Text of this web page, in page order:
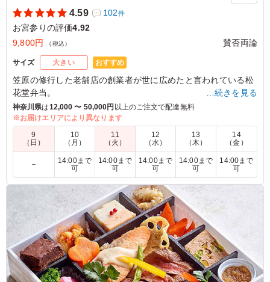
4.59 102件
お宮参りの評価4.92
9,800円
（税込） 賛否両論
サイズ 大きい おすすめ
笠原の修行した老舗店の創業者が世に広めたと言われている松
花堂弁当。
十字に区切ったお重の中に、賛否両論の美味しさをぎゅっと詰
め込みました。思い入れのある松花堂弁当を、賛否両論スタイ
ルで。
ご家族や大切な方々との特別な日、ハレの日にそっと寄り添
い、美味しさと楽しさをお届けする珠玉のおもてなし弁当で
※約2～4人前です。
【弁当内容(続き)】
いぶりがっことマスカルポーネのポテトサラダ/青菜の胡麻和
え/ガリ/ごぼうおかき揚げ/しし唐チーズ/賛否両論のたまご焼
き/れんこんのカレーピクルス/杏トマト/旬野菜のきんぴら/にん
じんカステラ
…続きを見る
神奈川県は12,000 〜 50,000円 以上のご注文で配達無料
※お届けエリアにより異なります
9
（日）
10
（月）
11
（火）
12
（水）
13
（木）
14
（金）
－
14:00まで
可
14:00まで
可
14:00まで
可
14:00まで
可
14:00まで
可